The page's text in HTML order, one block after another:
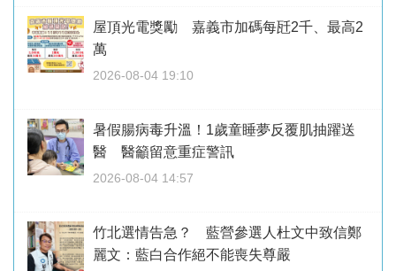
屋頂光電獎勵 嘉義市加碼每瓩2千、最高2
萬
2026-08-04 19:10
暑假腸病毒升溫！1歲童睡夢反覆肌抽躍送
醫 醫籲留意重症警訊
2026-08-04 14:57
竹北選情告急？ 藍營參選人杜文中致信鄭
麗文：藍白合作絕不能喪失尊嚴